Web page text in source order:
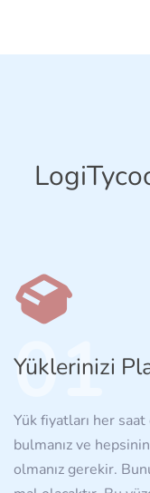
01
Yüklerinizi
Yük fiyatları her
bulmanız ve
olmanız gerekir.